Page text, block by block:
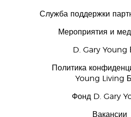
Служба поддержки
Мероприятия и
D. Gary Young
Политика
Young Living
Фонд D. Gary
Вакансии